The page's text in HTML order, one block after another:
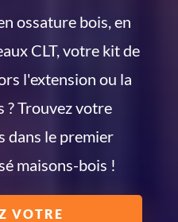
ossature bois, en
CLT, votre kit de
l'extension ou la
? Trouvez votre
dans le premier
maisons-bois !
VOTRE